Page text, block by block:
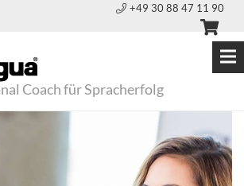
+49 30 88 47 11 90
Coach für Spracherfolg